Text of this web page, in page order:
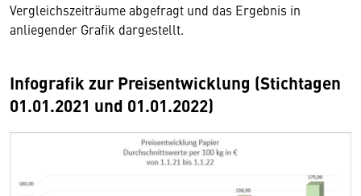
Vergleichszeiträume abgefragt und das Ergebnis in
anliegender Grafik dargestellt.
Infografik zur Preisentwicklung (Stichtagen
01.01.2021 und 01.01.2022)